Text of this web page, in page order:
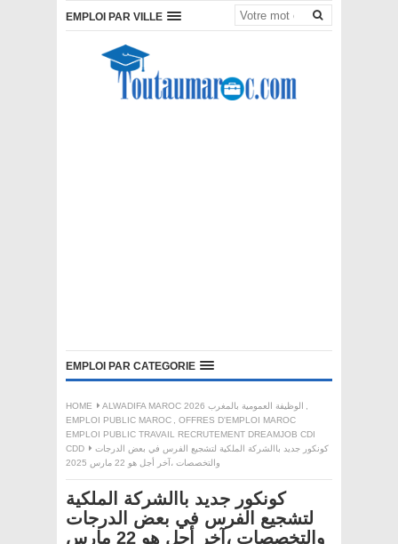
EMPLOI PAR VILLE
EMPLOI PAR CATEGORIE
HOME ALWADIFA MAROC 2026 الوظيفة العمومية بالمغرب
,
EMPLOI PUBLIC MAROC , OFFRES D'EMPLOI MAROC
EMPLOI PUBLIC TRAVAIL RECRUTEMENT DREAMJOB CDI
CDD
كونكور جديد باالشركة الملكية لتشجيع الفرس في بعض الدرجات
والتخصصات ،آخر أجل هو 22 مارس 2025
كونكور جديد باالشركة الملكية
لتشجيع الفرس في بعض الدرجات
والتخصصات ،آخر أجل هو 22 مارس